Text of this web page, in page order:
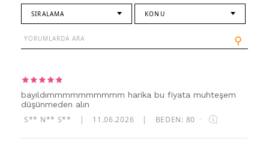
SIRALAMA KONU
⚲
bayıldımmmmmmmmmm harika bu fiyata muhteşem
düşünmeden alın
S** N** S** | 11.06.2026 | BEDEN: 80 ·